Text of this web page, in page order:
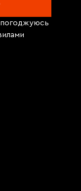
погоджуюсь